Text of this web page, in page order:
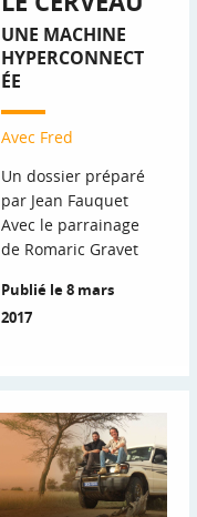
UNE MACHINE
HYPERCONNECT
ÉE
Avec Fred
Un dossier préparé
par Jean Fauquet
Avec le parrainage
de Romaric Gravet
Publié le 8 mars
2017